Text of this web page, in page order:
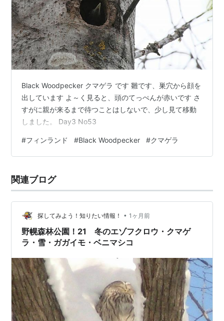
Black Woodpecker クマゲラ です 雛です、巣穴から顔を
出しています よ～く見ると、頭のてっぺんが赤いです さ
すがに親が来るまで待つことはしないで、少し見て移動
しました。 Day3 No53
#フィンランド #Black Woodpecker #クマゲラ
関連ブログ
探してみよう！知りたい情報！ • 1ヶ月前
野幌森林公園！21 冬のエゾフクロウ・クマゲ
ラ・雪・ガガイモ・ベニマシコ